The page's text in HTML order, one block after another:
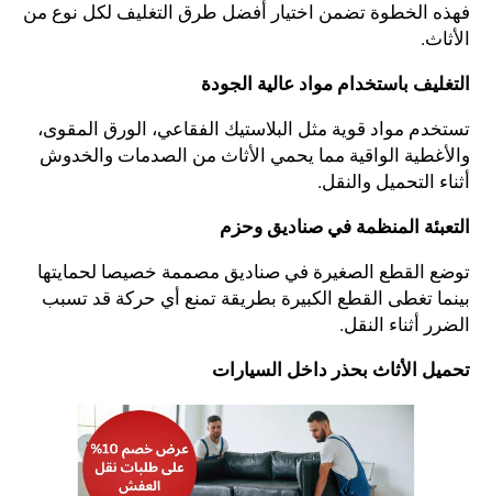
فهذه الخطوة تضمن اختيار أفضل طرق التغليف لكل نوع من
الأثاث.
التغليف باستخدام مواد عالية الجودة
تستخدم مواد قوية مثل البلاستيك الفقاعي، الورق المقوى،
والأغطية الواقية مما يحمي الأثاث من الصدمات والخدوش
أثناء التحميل والنقل.
التعبئة المنظمة في صناديق وحزم
توضع القطع الصغيرة في صناديق مصممة خصيصا لحمايتها
بينما تغطى القطع الكبيرة بطريقة تمنع أي حركة قد تسبب
الضرر أثناء النقل.
تحميل الأثاث بحذر داخل السيارات